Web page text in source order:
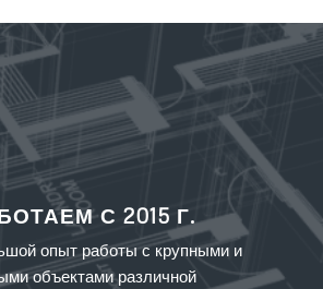
С 2015 Г.
опыт работы с крупными и
объектами различной